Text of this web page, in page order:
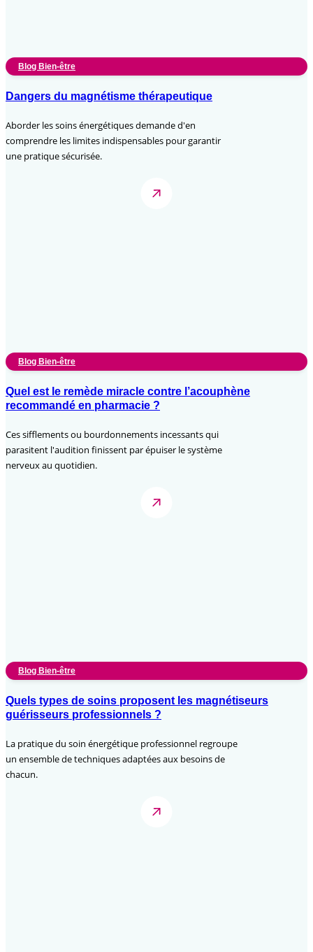
Blog Bien-être
Dangers du magnétisme thérapeutique
Aborder les soins énergétiques demande d'en
comprendre les limites indispensables pour garantir
une pratique sécurisée.
Blog Bien-être
Quel est le remède miracle contre l’acouphène
recommandé en pharmacie ?
Ces sifflements ou bourdonnements incessants qui
parasitent l'audition finissent par épuiser le système
nerveux au quotidien.
Blog Bien-être
Quels types de soins proposent les magnétiseurs
guérisseurs professionnels ?
La pratique du soin énergétique professionnel regroupe
un ensemble de techniques adaptées aux besoins de
chacun.